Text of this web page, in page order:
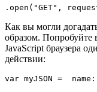
. open ( "GET" ,
Как вы могли
образом. Попробуйте
JavaScript браузера
действии:
var myJSON = name :